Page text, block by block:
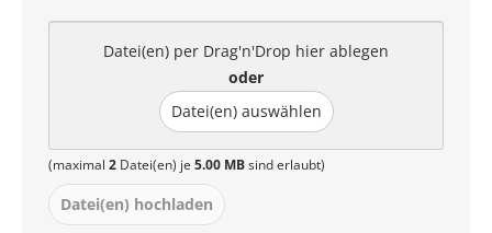
Datei(en) per Drag'n'Drop hier ablegen
oder
Datei(en) auswählen
(maximal 2 Datei(en) je 5.00 MBsind erlaubt)
Datei(en) hochladen